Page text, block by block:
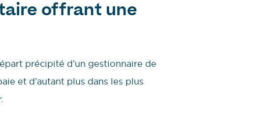
offrant une
précipité d’un gestionnaire de
et d’autant plus dans les plus